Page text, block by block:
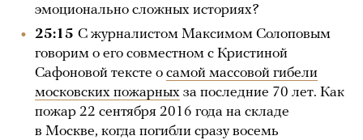
эмоционально сложных историях?
25:15 С журналистом Максимом Солоповым
говорим о его совместном с Кристиной
Сафоновой тексте о самой массовой гибели
московских пожарных за последние 70 лет. Как
пожар 22 сентября 2016 года на складе
в Москве, когда погибли сразу восемь